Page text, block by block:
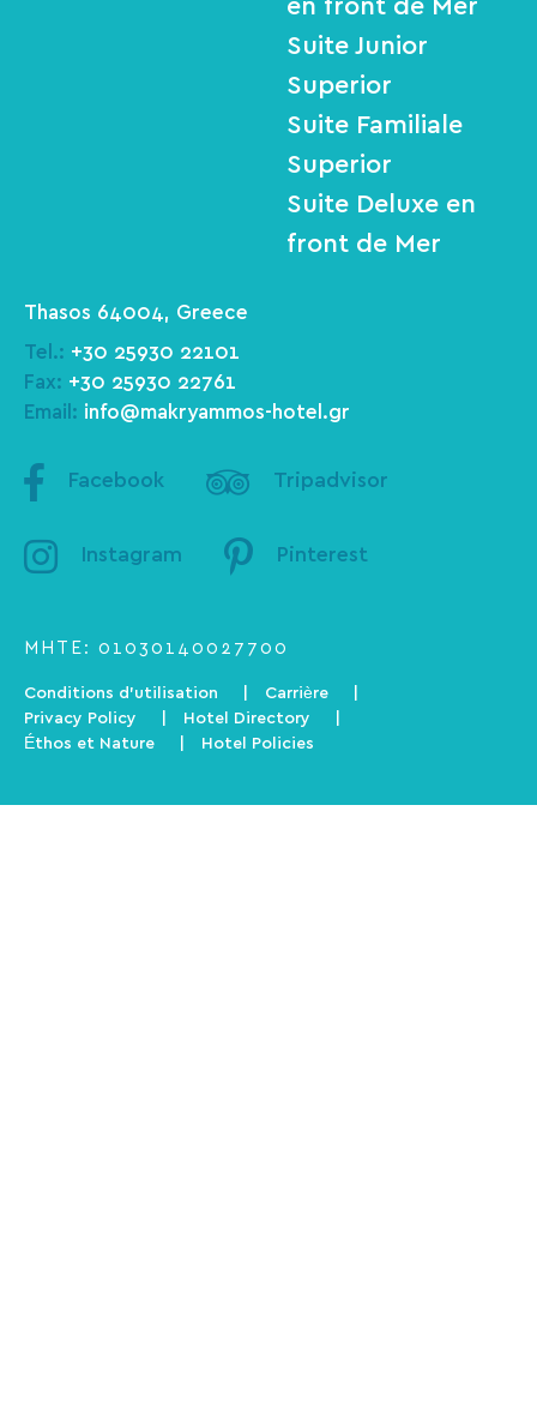
en front de Mer
Suite Junior
Superior
Suite Familiale
Superior
Suite Deluxe en
front de Mer
Thasos 64004, Greece
Tel.: +30 25930 22101
Fax: +30 25930 22761
Email: info@makryammos-hotel.gr
Facebook Tripadvisor
Instagram Pinterest
ΜΗΤΕ: 01030140027700
Conditions d’utilisation
Carrière
Privacy Policy
Hotel Directory
Éthos et Nature
Hotel Policies